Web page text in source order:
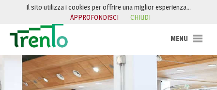
Salta al contenuto
Il sito utilizza i cookies per offrire una miglior esperienza…
APPROFONDISCI
CHIUDI